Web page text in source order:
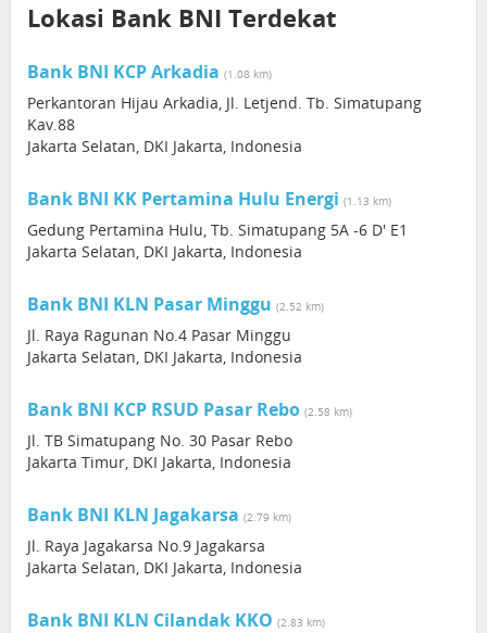
Lokasi Bank BNI Terdekat
Bank BNI KCP Arkadia (1.08 km)
Perkantoran Hijau Arkadia, Jl. Letjend. Tb. Simatupang
Kav.88
Jakarta Selatan, DKI Jakarta, Indonesia
Bank BNI KK Pertamina Hulu Energi (1.13 km)
Gedung Pertamina Hulu, Tb. Simatupang 5A -6 D' E1
Jakarta Selatan, DKI Jakarta, Indonesia
Bank BNI KLN Pasar Minggu (2.52 km)
Jl. Raya Ragunan No.4 Pasar Minggu
Jakarta Selatan, DKI Jakarta, Indonesia
Bank BNI KCP RSUD Pasar Rebo (2.58 km)
Jl. TB Simatupang No. 30 Pasar Rebo
Jakarta Timur, DKI Jakarta, Indonesia
Bank BNI KLN Jagakarsa (2.79 km)
Jl. Raya Jagakarsa No.9 Jagakarsa
Jakarta Selatan, DKI Jakarta, Indonesia
Bank BNI KLN Cilandak KKO (2.83 km)